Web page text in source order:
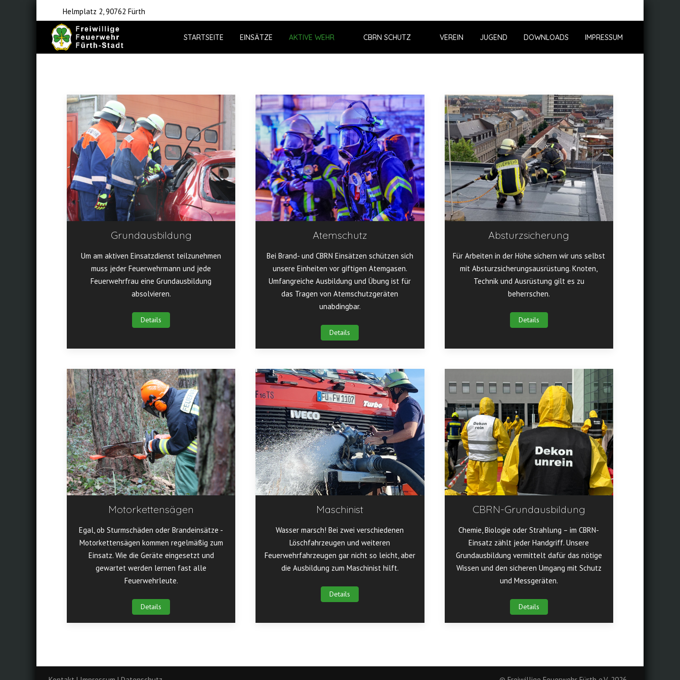
Helmplatz 2, 90762 Fürth
STARTSEITE EINSÄTZE AKTIVE WEHR CBRN SCHUTZ VEREIN JUGEND DOWNLOADS IMPRESSUM
Grundausbildung
Um am aktiven Einsatzdienst teilzunehmen
muss jeder Feuerwehrmann und jede
Feuerwehrfrau eine Grundausbildung
absolvieren.
Details
Atemschutz
Bei Brand- und CBRN Einsätzen schützen sich
unsere Einheiten vor giftigen Atemgasen.
Umfangreiche Ausbildung und Übung ist für
das Tragen von Atemschutzgeräten
unabdingbar.
Details
Absturzsicherung
Für Arbeiten in der Höhe sichern wir uns selbst
mit Absturzsicherungsausrüstung. Knoten,
Technik und Ausrüstung gilt es zu
beherrschen.
Details
Motorkettensägen
Egal, ob Sturmschäden oder Brandeinsätze -
Motorkettensägen kommen regelmäßig zum
Einsatz. Wie die Geräte eingesetzt und
gewartet werden lernen fast alle
Feuerwehrleute.
Details
Maschinist
Wasser marsch! Bei zwei verschiedenen
Löschfahrzeugen und weiteren
Feuerwehrfahrzeugen gar nicht so leicht, aber
die Ausbildung zum Maschinist hilft.
Details
CBRN-Grundausbildung
Chemie, Biologie oder Strahlung – im CBRN-
Einsatz zählt jeder Handgriff. Unsere
Grundausbildung vermittelt dafür das nötige
Wissen und den sicheren Umgang mit Schutz
und Messgeräten.
Details